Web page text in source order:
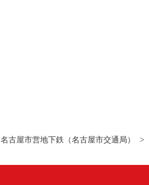
名古屋市営地下鉄（名古屋市交通局）